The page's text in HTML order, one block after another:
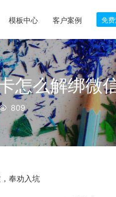
模板中心 客户案例 免
怎么解绑微
809
奉劝入坑